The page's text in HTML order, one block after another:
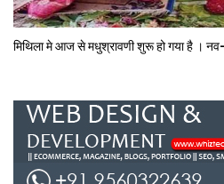
मिथि‍ला मे आज से मधुश्रावणी शुरू हो गया है ।